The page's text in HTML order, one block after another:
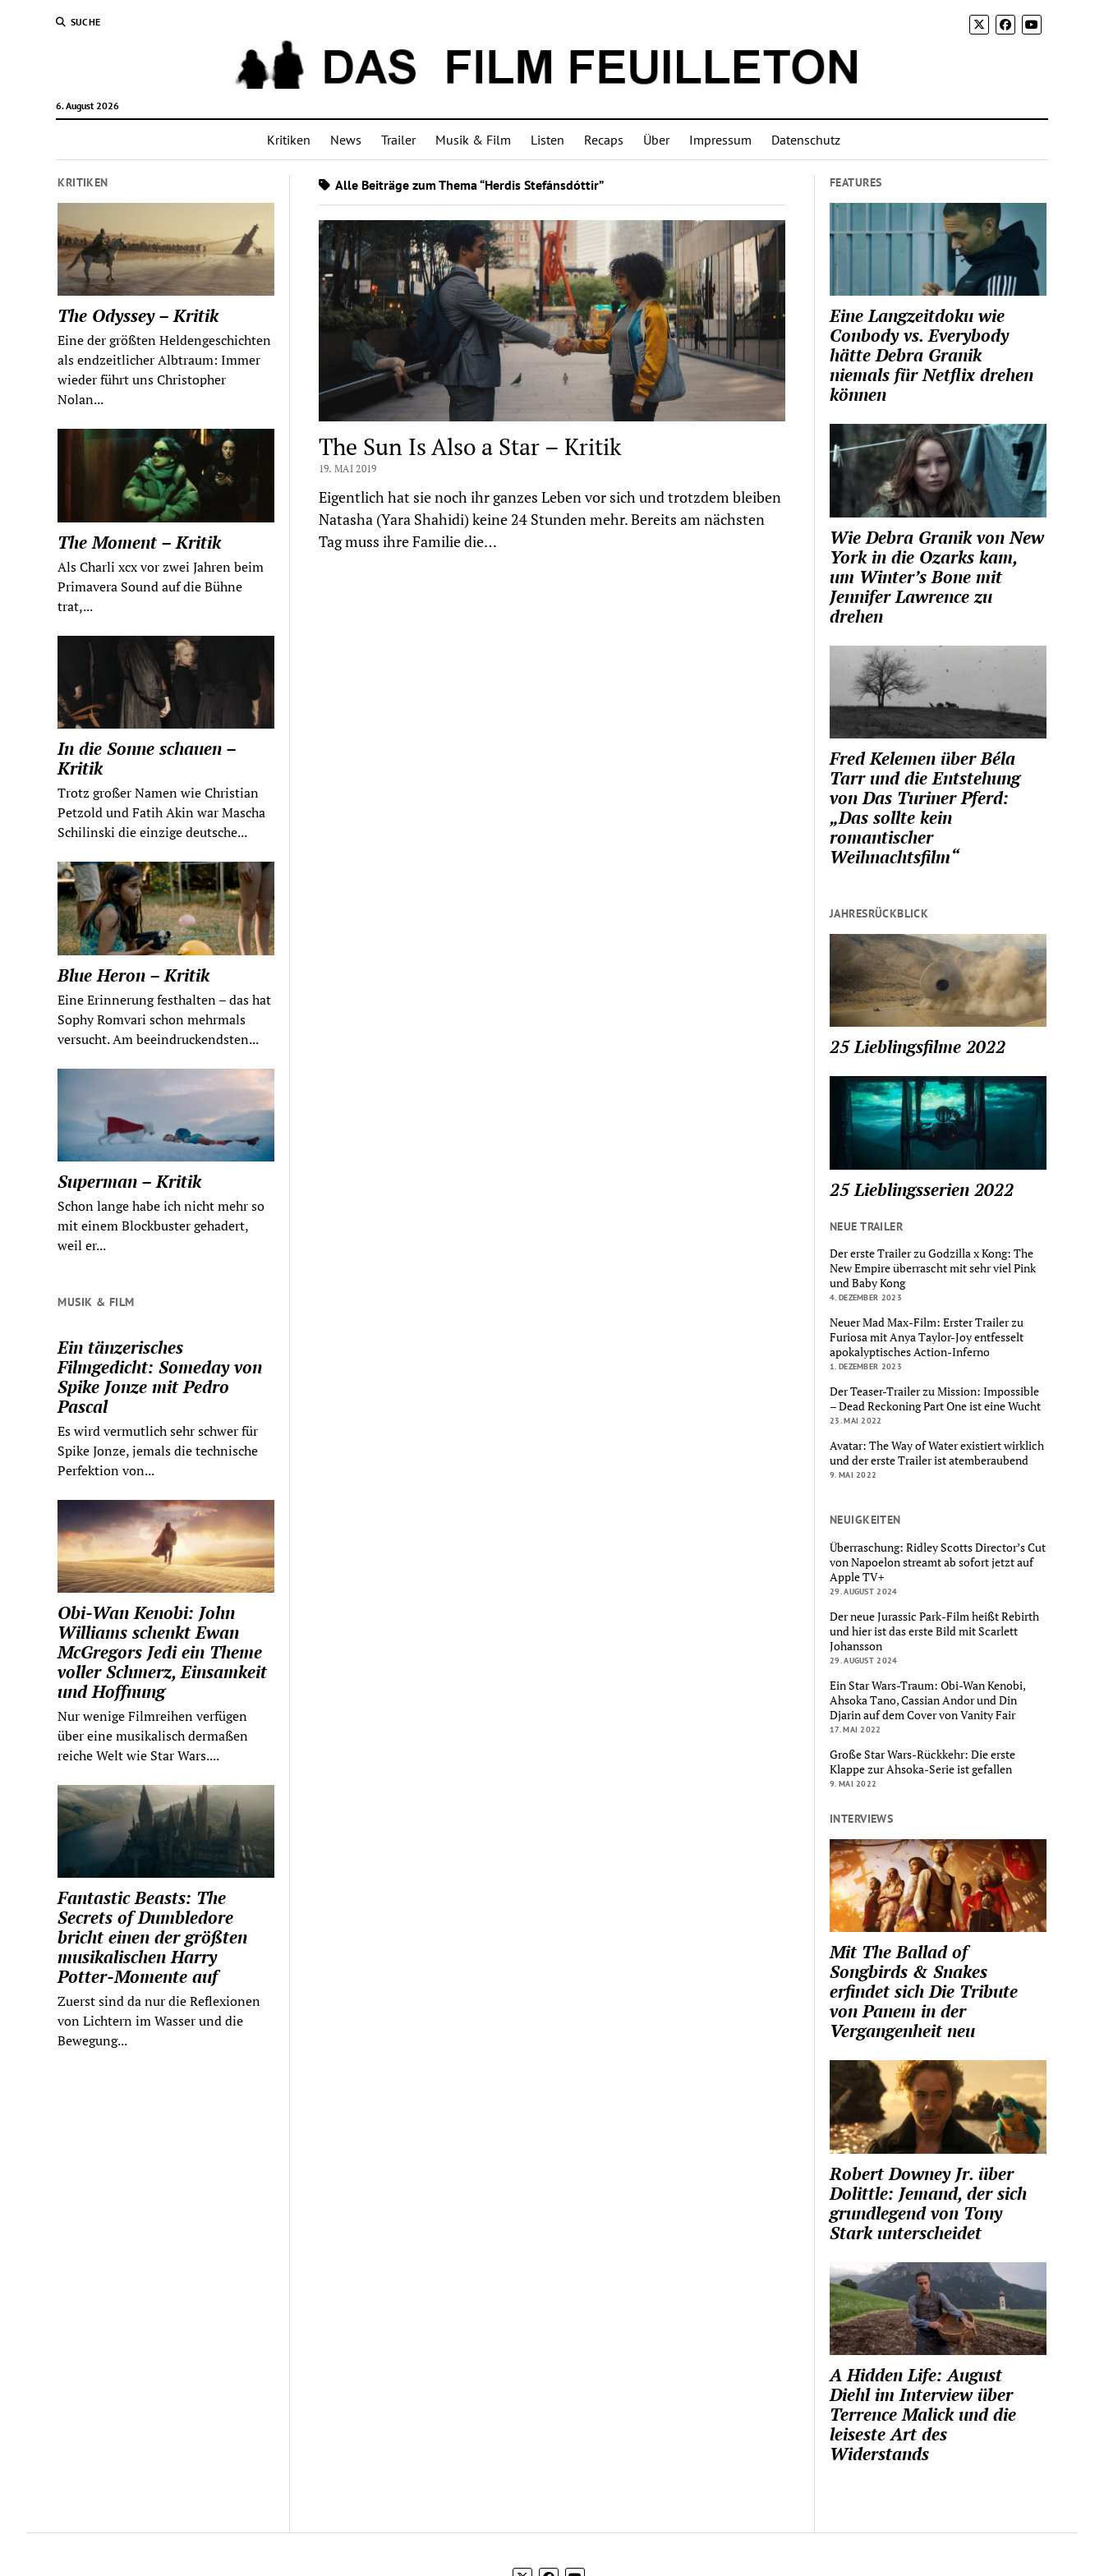
SUCHE
6. August 2026
Kritiken News Trailer Musik & Film Listen Recaps Über Impressum Datenschutz
KRITIKEN
The Odyssey – Kritik
Eine der größten Heldengeschichten
als endzeitlicher Albtraum: Immer
wieder führt uns Christopher
Nolan...
The Moment – Kritik
Als Charli xcx vor zwei Jahren beim
Primavera Sound auf die Bühne
trat,...
In die Sonne schauen –
Kritik
Trotz großer Namen wie Christian
Petzold und Fatih Akin war Mascha
Schilinski die einzige deutsche...
Blue Heron – Kritik
Eine Erinnerung festhalten – das hat
Sophy Romvari schon mehrmals
versucht. Am beeindruckendsten...
Superman – Kritik
Schon lange habe ich nicht mehr so
mit einem Blockbuster gehadert,
weil er...
MUSIK & FILM
Ein tänzerisches
Filmgedicht: Someday von
Spike Jonze mit Pedro
Pascal
Es wird vermutlich sehr schwer für
Spike Jonze, jemals die technische
Perfektion von...
Obi-Wan Kenobi: John
Williams schenkt Ewan
McGregors Jedi ein Theme
voller Schmerz, Einsamkeit
und Hoffnung
Nur wenige Filmreihen verfügen
über eine musikalisch dermaßen
reiche Welt wie Star Wars....
Fantastic Beasts: The
Secrets of Dumbledore
bricht einen der größten
musikalischen Harry
Potter-Momente auf
Zuerst sind da nur die Reflexionen
von Lichtern im Wasser und die
Bewegung...
Alle Beiträge zum Thema “Herdis Stefánsdóttir”
The Sun Is Also a Star – Kritik
19. MAI 2019
Eigentlich hat sie noch ihr ganzes Leben vor sich und trotzdem bleiben
Natasha (Yara Shahidi) keine 24 Stunden mehr. Bereits am nächsten
Tag muss ihre Familie die…
FEATURES
Eine Langzeitdoku wie
Conbody vs. Everybody
hätte Debra Granik
niemals für Netflix drehen
können
Wie Debra Granik von New
York in die Ozarks kam,
um Winter’s Bone mit
Jennifer Lawrence zu
drehen
Fred Kelemen über Béla
Tarr und die Entstehung
von Das Turiner Pferd:
„Das sollte kein
romantischer
Weihnachtsfilm“
JAHRESRÜCKBLICK
25 Lieblingsfilme 2022
25 Lieblingsserien 2022
NEUE TRAILER
Der erste Trailer zu Godzilla x Kong: The
New Empire überrascht mit sehr viel Pink
und Baby Kong
4. DEZEMBER 2023
Neuer Mad Max-Film: Erster Trailer zu
Furiosa mit Anya Taylor-Joy entfesselt
apokalyptisches Action-Inferno
1. DEZEMBER 2023
Der Teaser-Trailer zu Mission: Impossible
– Dead Reckoning Part One ist eine Wucht
23. MAI 2022
Avatar: The Way of Water existiert wirklich
und der erste Trailer ist atemberaubend
9. MAI 2022
NEUIGKEITEN
Überraschung: Ridley Scotts Director’s Cut
von Napoelon streamt ab sofort jetzt auf
Apple TV+
29. AUGUST 2024
Der neue Jurassic Park-Film heißt Rebirth
und hier ist das erste Bild mit Scarlett
Johansson
29. AUGUST 2024
Ein Star Wars-Traum: Obi-Wan Kenobi,
Ahsoka Tano, Cassian Andor und Din
Djarin auf dem Cover von Vanity Fair
17. MAI 2022
Große Star Wars-Rückkehr: Die erste
Klappe zur Ahsoka-Serie ist gefallen
9. MAI 2022
INTERVIEWS
Mit The Ballad of
Songbirds & Snakes
erfindet sich Die Tribute
von Panem in der
Vergangenheit neu
Robert Downey Jr. über
Dolittle: Jemand, der sich
grundlegend von Tony
Stark unterscheidet
A Hidden Life: August
Diehl im Interview über
Terrence Malick und die
leiseste Art des
Widerstands